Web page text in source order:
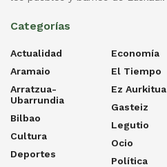
Categorías
Actualidad
Aramaio
Arratzua-
Ubarrundia
Bilbao
Cultura
Deportes
Economía
El Tiempo
Ez Aurkitua
Gasteiz
Legutio
Ocio
Política